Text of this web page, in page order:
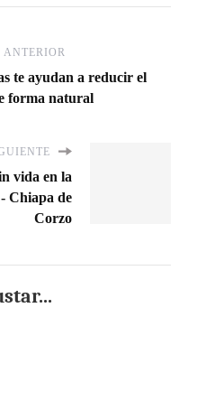
ANTERIOR
te ayudan a reducir el
forma natural
vida en la
Chiapa de
Corzo